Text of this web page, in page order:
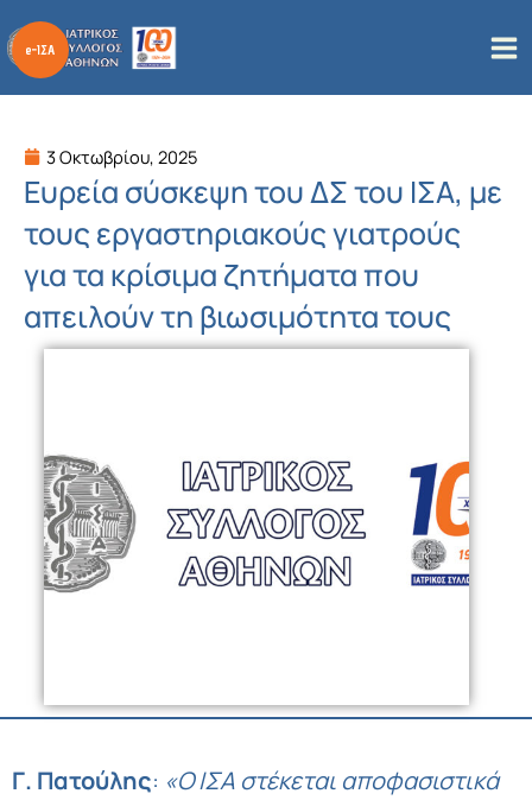
στο
περιεχόμενο
3 Οκτωβρίου, 2025
Ευρεία σύσκεψη του ΔΣ του ΙΣΑ, με
τους εργαστηριακούς γιατρούς
για τα κρίσιμα ζητήματα που
απειλούν τη βιωσιμότητα τους
Γ. Πατούλης: «ΟΙΣΑ στέκεται αποφασιστικά